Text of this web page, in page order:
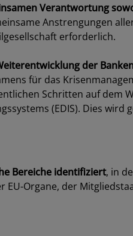
Verantwortung
Anstrengungen
erforderlich.
der
für das
Schritten auf dem
(EDIS). Dies wird
Bereiche identifiziert, in
EU-Organe, der